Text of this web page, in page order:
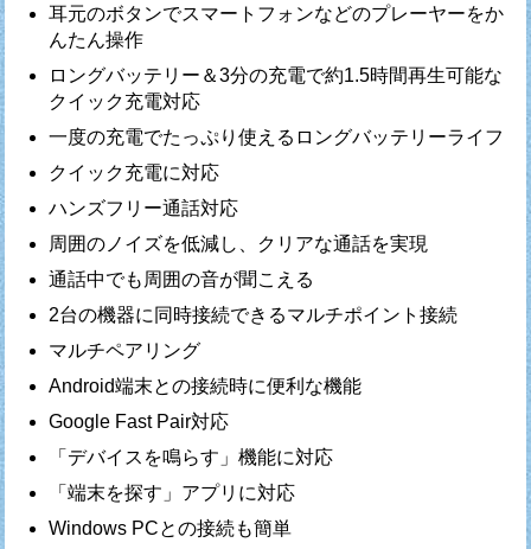
耳元のボタンでスマートフォンなどのプレーヤーをか
んたん操作
ロングバッテリー＆3分の充電で約1.5時間再生可能な
クイック充電対応
一度の充電でたっぷり使えるロングバッテリーライフ
クイック充電に対応
ハンズフリー通話対応
周囲のノイズを低減し、クリアな通話を実現
通話中でも周囲の音が聞こえる
2台の機器に同時接続できるマルチポイント接続
マルチペアリング
Android端末との接続時に便利な機能
Google Fast Pair対応
「デバイスを鳴らす」機能に対応
「端末を探す」アプリに対応
Windows PCとの接続も簡単